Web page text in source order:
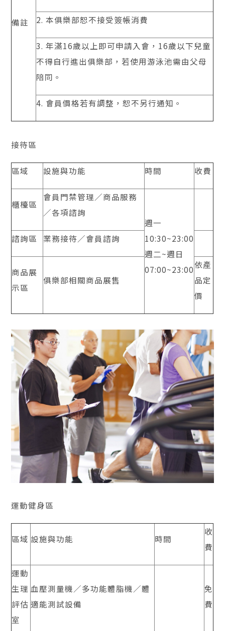
備註 2. 本俱樂部恕不接受簽帳消費
3. 年滿16歲以上即可申請入會，16歲以下兒童
不得自行進出俱樂部，若使用游泳池需由父母
陪同。
4. 會員價格若有調整，恕不另行通知。
接待區
區域 設施與功能 時間 收費
櫃檯區
會員門禁管理／商品服務
／各項諮詢
週一
10:30~23:00
週二~週日
07:00~23:00
諮詢區 業務接待／會員諮詢
商品展
示區
俱樂部相關商品展售
依產
品定
價
運動健身區
區域 設施與功能 時間
收
費
運動
生理
評估
室
血壓測量機／多功能體脂機／體
適能測試設備
免
費